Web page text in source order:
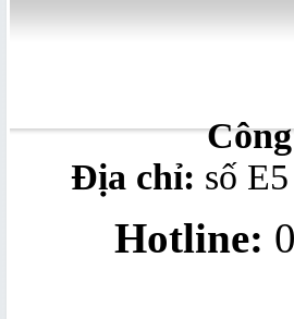
Bộ chuyển đổi quang - điện
Địa chỉ: số
Hotline: